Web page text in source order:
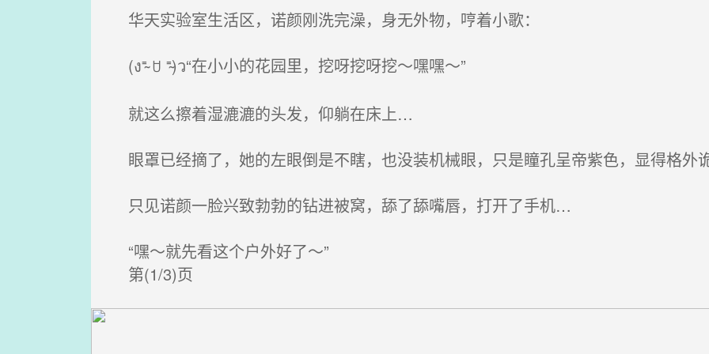
华天实验室生活区，诺颜刚洗完澡，身无外物，哼着小歌：
(ง⁼̴ ꇴ ⁼̴)ว“在小小的花园里，挖呀挖呀挖～嘿嘿～”
就这么擦着湿漉漉的头发，仰躺在床上…
眼罩已经摘了，她的左眼倒是不瞎，也没装机械眼，只是瞳孔呈帝紫色，显得格外
只见诺颜一脸兴致勃勃的钻进被窝，舔了舔嘴唇，打开了手机…
“嘿～就先看这个户外好了～”
第(1/3)页